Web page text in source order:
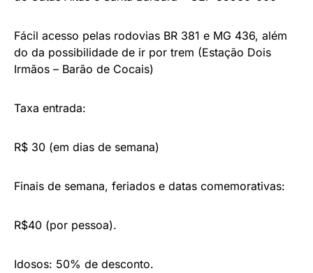
Fácil acesso pelas rodovias BR 381 e MG 436, além
do da possibilidade de ir por trem (Estação Dois
Irmãos – Barão de Cocais)
Taxa entrada:
R$ 30 (em dias de semana)
Finais de semana, feriados e datas comemorativas:
R$40 (por pessoa).
Idosos: 50% de desconto.